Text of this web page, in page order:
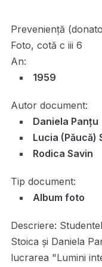
Preveniență
Foto, cotă c iii 6
An:
1959
Autor document:
Daniela Panțu
Lucia (Păucă)
Rodica Savin
Tip document:
Album foto
Descriere:
Stoica și Daniela
lucrarea "Lumini